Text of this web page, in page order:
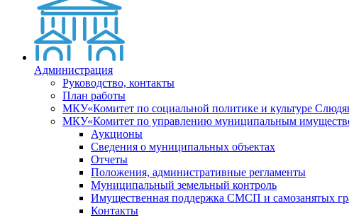
Администрация
Руководство, контакты
План работы
МКУ«Комитет по социальной политике и культуре
МКУ«Комитет по управлению муниципальным
Аукционы
Сведения о муниципальных объектах
Отчеты
Положения, административные регламенты
Муниципальный земельный контроль
Имущественная поддержка СМСП и самозанятых
Контакты